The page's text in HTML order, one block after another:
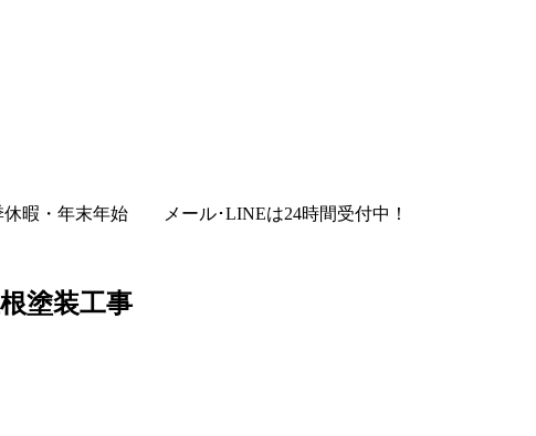
休暇・年末年始 メール･LINEは24時間受付中！
塗装工事